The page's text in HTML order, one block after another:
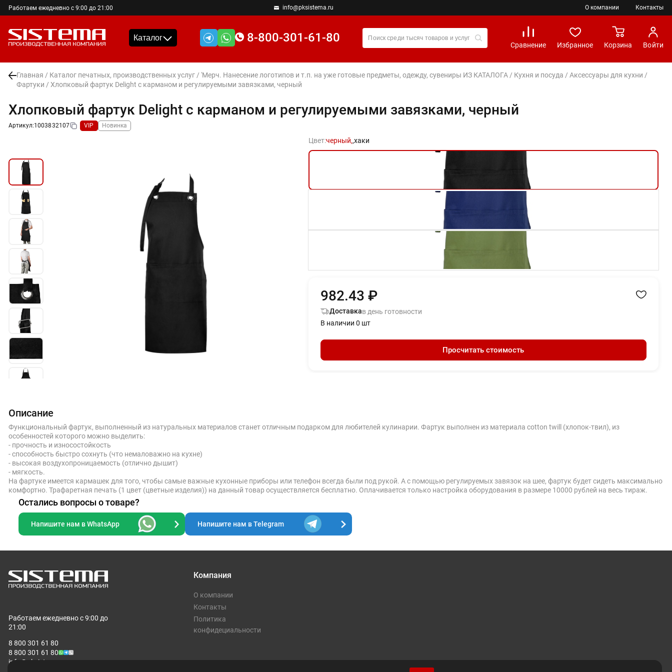
Работаем ежедневно с 9:00 до 21:00 info@pksistema.ru О компании Контакты
Каталог 8-800-301-61-80
Сравнение Избранное Корзина Войти
Главная / Каталог печатных, производственных услуг / 'Мерч. Нанесение логотипов и т.п. на уже готовые предметы, одежду, сувениры ИЗ КАТАЛОГА / Кухня и посуда / Аксессуары для кухни /
Фартуки / Хлопковый фартук Delight с карманом и регулируемыми завязками, черный
Хлопковый фартук Delight с карманом и регулируемыми завязками, черный
Артикул:1003832107 VIP Новинка
Цвет:черный,,хаки
982.43 ₽
Доставкав день готовности
В наличии 0 шт
Просчитать стоимость
Описание
Функциональный фартук, выполненный из натуральных материалов станет отличным подарком для любителей кулинарии. Фартук выполнен из материала cotton twill (хлопок-твил), из
особенностей которого можно выделить:
- прочность и износостойкость
- способность быстро сохнуть (что немаловажно на кухне)
- высокая воздухопроницаемость (отлично дышит)
- мягкость.
На фартуке имеется кармашек для того, чтобы самые важные кухонные приборы или телефон всегда были под рукой. А с помощью регулируемых завязок на шее, фартук будет сидеть максимально
комфортно. Трафаретная печать (1 цвет (цветные изделия)) на данный товар осуществляется бесплатно. Оплачивается только настройка оборудования в размере 10000 рублей на весь тираж.
Остались вопросы о товаре?
Напишите нам в WhatsApp Напишите нам в Telegram
Работаем ежедневно с 9:00 до
21:00
8 800 301 61 80
8 800 301 61 80
info@pksistema.ru
Компания
О компании
Контакты
Политика
конфидециальности